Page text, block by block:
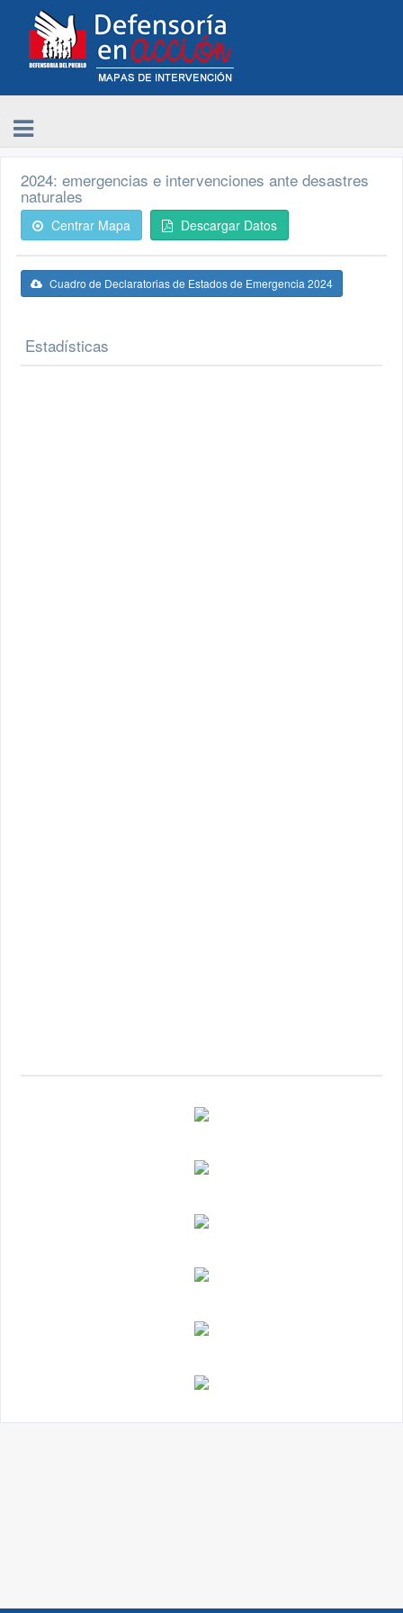
2024: emergencias e intervenciones ante desastres
naturales
Centrar Mapa Descargar Datos
Cuadro de Declaratorias de Estados de Emergencia 2024
Estadísticas